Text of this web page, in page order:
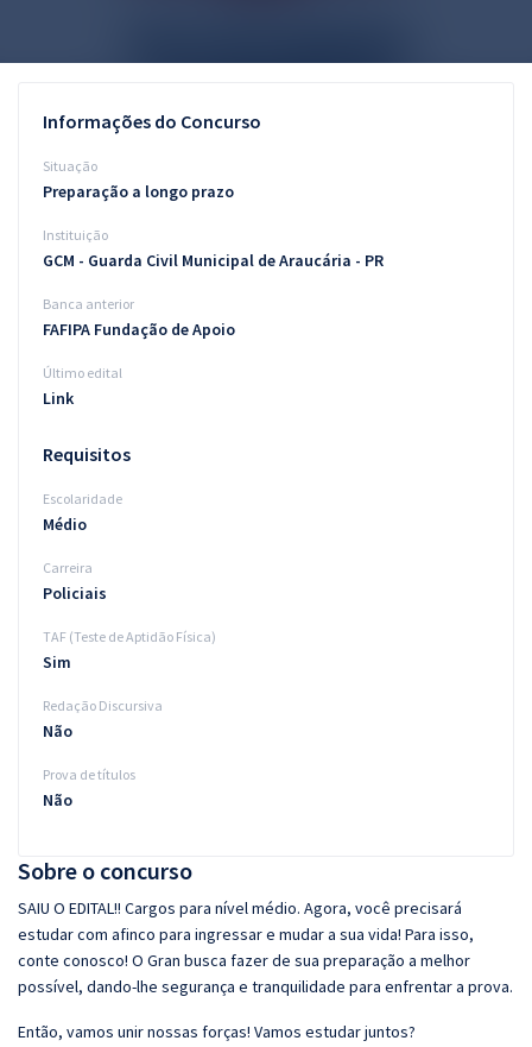
Conteúdo gratuito
Blog
Sobre o concurso
SAIU O EDITAL!! Cargos para nível médio. Agora, você precisará
estudar com afinco para ingressar e mudar a sua vida! Para isso,
conte conosco! O Gran busca fazer de sua preparação a melhor
possível, dando-lhe segurança e tranquilidade para enfrentar a prova.
Então, vamos unir nossas forças! Vamos estudar juntos?
Informações do Concurso
Situação
Preparação a longo prazo
Instituição
GCM - Guarda Civil Municipal de Araucária - PR
Banca anterior
FAFIPA Fundação de Apoio
Último edital
Link
Requisitos
Escolaridade
Médio
Carreira
Policiais
TAF (Teste de Aptidão Física)
Sim
Redação Discursiva
Não
Prova de títulos
Não